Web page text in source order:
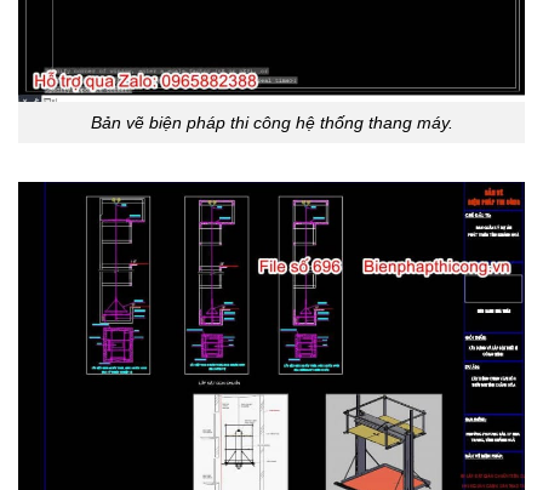
Bản vẽ biện pháp thi công hệ thống thang máy.